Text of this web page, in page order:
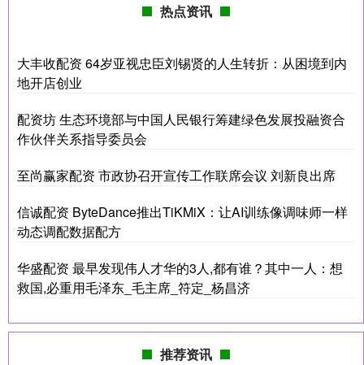
热点资讯
大丰收配资 64岁亚视忠臣刘锡贤的人生转折：从困境到内
地开店创业
配资坊 生态环境部与中国人民银行筹建绿色发展投融资合
作伙伴关系指导委员会
至尚赢家配资 市政协召开宣传工作联席会议 刘新良出席
信诚配资 ByteDance推出TiKMiX：让AI训练像调味师一样
动态调配数据配方
华盛配资 最早发现伟人才华的3人,都有谁？其中一人：想
救国,必重用毛泽东_毛主席_符定_杨昌济
推荐资讯